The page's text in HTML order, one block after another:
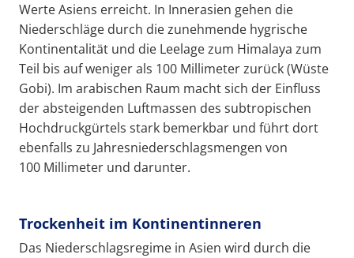
Werte Asiens erreicht. In Innerasien gehen die
Niederschläge durch die zunehmende hygrische
Kontinentalität und die Leelage zum Himalaya zum
Teil bis auf weniger als 100 Millimeter zurück (Wüste
Gobi). Im arabischen Raum macht sich der Einfluss
der absteigenden Luftmassen des subtropischen
Hochdruckgürtels stark bemerkbar und führt dort
ebenfalls zu Jahresniederschlagsmengen von
100 Millimeter und darunter.
Trockenheit im Kontinentinneren
Das Niederschlagsregime in Asien wird durch die